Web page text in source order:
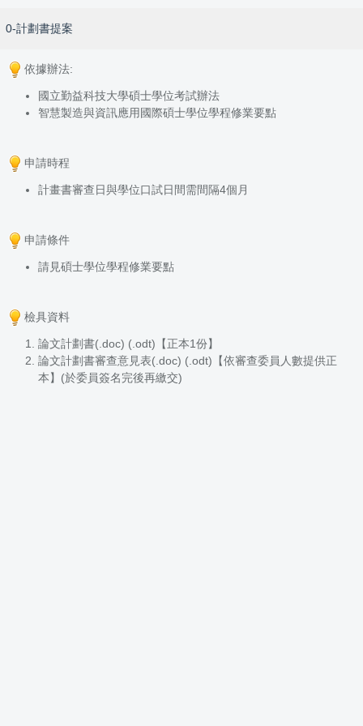
0-計劃書提案
依據辦法:
國立勤益科技大學碩士學位考試辦法
智慧製造與資訊應用國際碩士學位學程修業要點
申請時程
計畫書審查日與學位口試日間需間隔4個月
申請條件
請見碩士學位學程修業要點
檢具資料
論文計劃書(.doc) (.odt) 【正本1份】
論文計劃書審查意見表(.doc) ( .odt) 【依審查委員人數提供正
本】(於委員簽名完後再繳交)